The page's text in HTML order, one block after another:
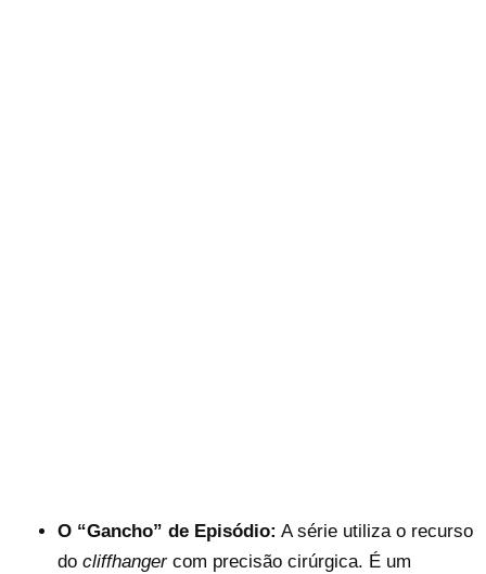
O “Gancho” de Episódio: A série utiliza o recurso
do cliffhangercom precisão cirúrgica. É um